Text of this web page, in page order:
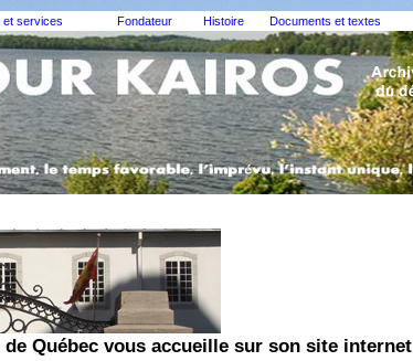
services Fondateur Histoire Documents et textes
Québec vous accueille sur son site internet